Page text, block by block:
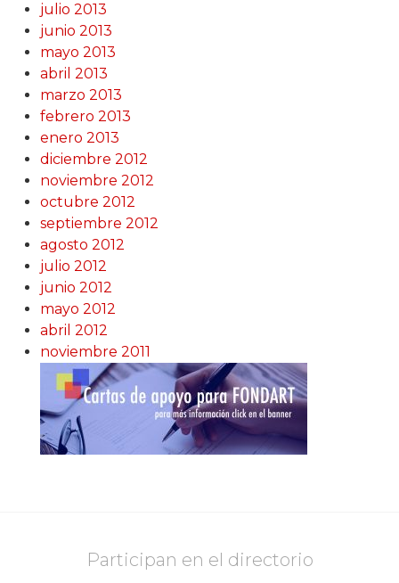
julio 2013
junio 2013
mayo 2013
abril 2013
marzo 2013
febrero 2013
enero 2013
diciembre 2012
noviembre 2012
octubre 2012
septiembre 2012
agosto 2012
julio 2012
junio 2012
mayo 2012
abril 2012
noviembre 2011
Participan en el directorio